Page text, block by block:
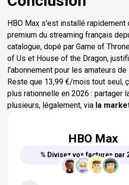
HBO Max s'est installé rapidement
premium du streaming français
catalogue, dopé par Game of
of Us et House of the Dragon,
l'abonnement pour les amateurs
Reste que 13,99 €/mois tout seul,
plus rationnelle en 2026 : partager
plusieurs, légalement, via la
HBO Max
% Divisez vos factures par